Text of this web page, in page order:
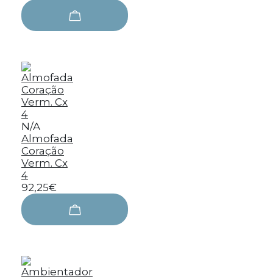
N/A
Almofada
Coração
Verm. Cx
4
92,25€